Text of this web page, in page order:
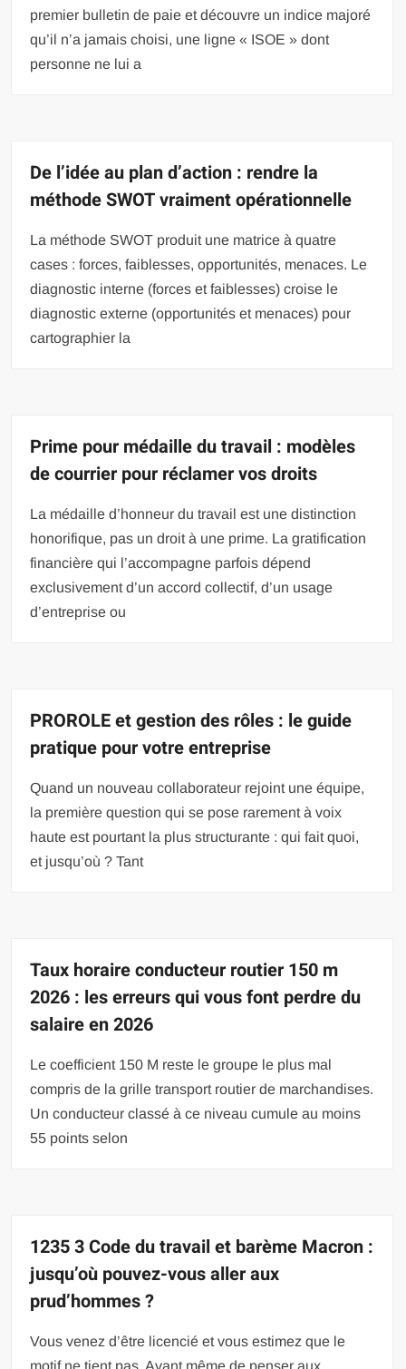
premier bulletin de paie et découvre un indice majoré
qu’il n’a jamais choisi, une ligne « ISOE » dont
personne ne lui a
De l’idée au plan d’action : rendre la
méthode SWOT vraiment opérationnelle
La méthode SWOT produit une matrice à quatre
cases : forces, faiblesses, opportunités, menaces. Le
diagnostic interne (forces et faiblesses) croise le
diagnostic externe (opportunités et menaces) pour
cartographier la
Prime pour médaille du travail : modèles
de courrier pour réclamer vos droits
La médaille d’honneur du travail est une distinction
honorifique, pas un droit à une prime. La gratification
financière qui l’accompagne parfois dépend
exclusivement d’un accord collectif, d’un usage
d’entreprise ou
PROROLE et gestion des rôles : le guide
pratique pour votre entreprise
Quand un nouveau collaborateur rejoint une équipe,
la première question qui se pose rarement à voix
haute est pourtant la plus structurante : qui fait quoi,
et jusqu’où ? Tant
Taux horaire conducteur routier 150 m
2026 : les erreurs qui vous font perdre du
salaire en 2026
Le coefficient 150 M reste le groupe le plus mal
compris de la grille transport routier de marchandises.
Un conducteur classé à ce niveau cumule au moins
55 points selon
1235 3 Code du travail et barème Macron :
jusqu’où pouvez-vous aller aux
prud’hommes ?
Vous venez d’être licencié et vous estimez que le